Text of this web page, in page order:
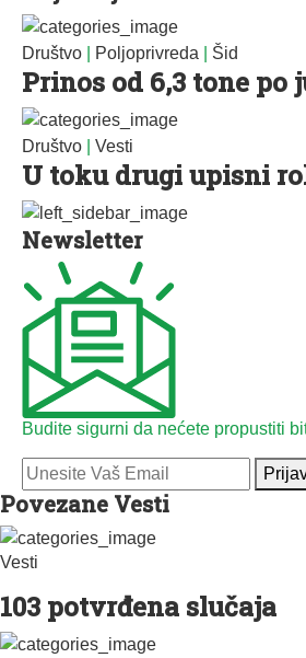
Društvo Poljoprivreda Šid
Prinos od 6,3 tone po
Društvo Vesti
U toku drugi upisni
Newsletter
Budite sigurni da nećete propustiti
Povezane Vesti
Vesti
103 potvrđena slučaja